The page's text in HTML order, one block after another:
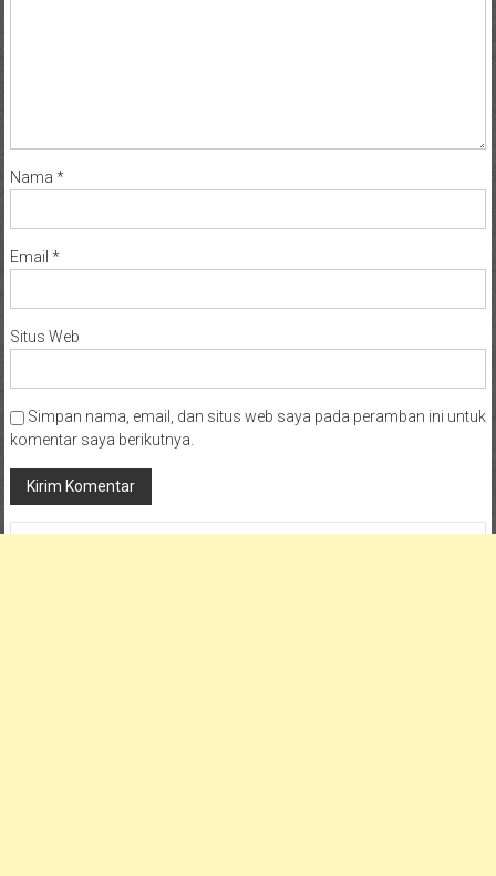
Nama *
Email *
Situs Web
Simpan nama, email, dan situs web saya pada peramban ini untuk
komentar saya berikutnya.